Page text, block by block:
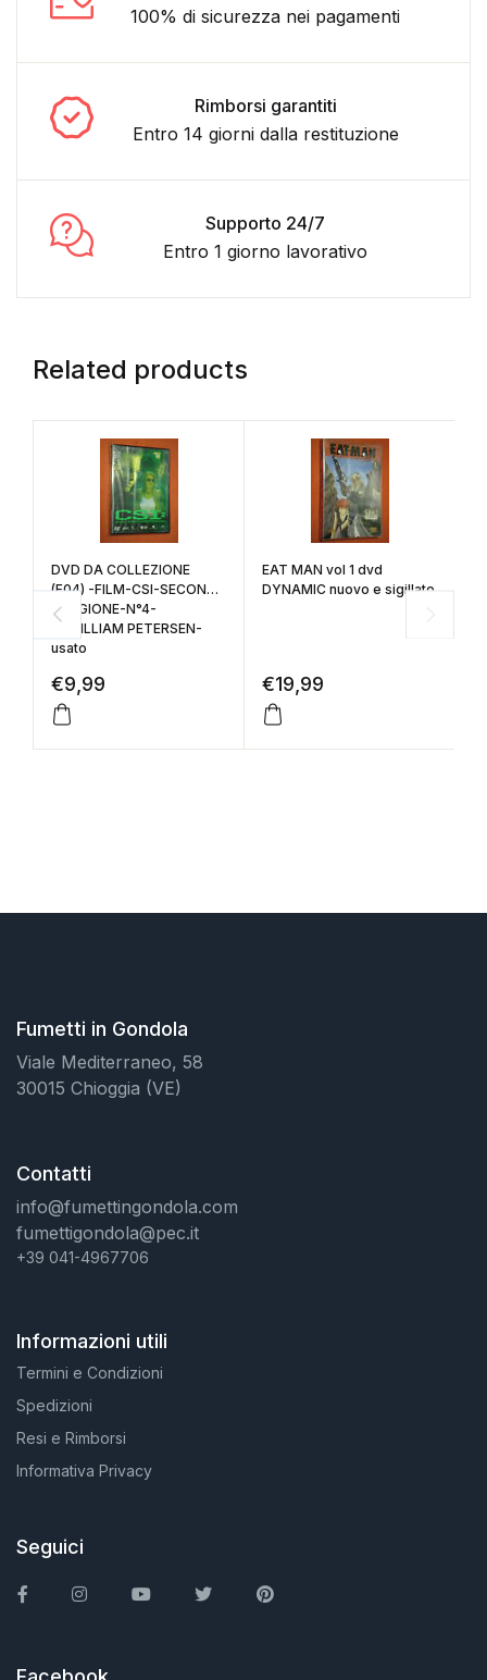
100% di sicurezza nei pagamenti
Rimborsi garantiti
Entro 14 giorni dalla restituzione
Supporto 24/7
Entro 1 giorno lavorativo
Related products
DVD DA COLLEZIONE
(F04) -FILM-CSI-SECONDA
STAGIONE-N°4-
DI:WILLIAM PETERSEN-
usato
€9,99
EAT MAN vol 1 dvd
DYNAMIC nuovo e sigillato
€19,99
Fumetti in Gondola
Viale Mediterraneo, 58
30015 Chioggia (VE)
Contatti
info@fumettingondola.com
fumettigondola@pec.it
+39 041-4967706
Informazioni utili
Termini e Condizioni
Spedizioni
Resi e Rimborsi
Informativa Privacy
Seguici
FacebookInstagramYou TubeTwitter Pinterest